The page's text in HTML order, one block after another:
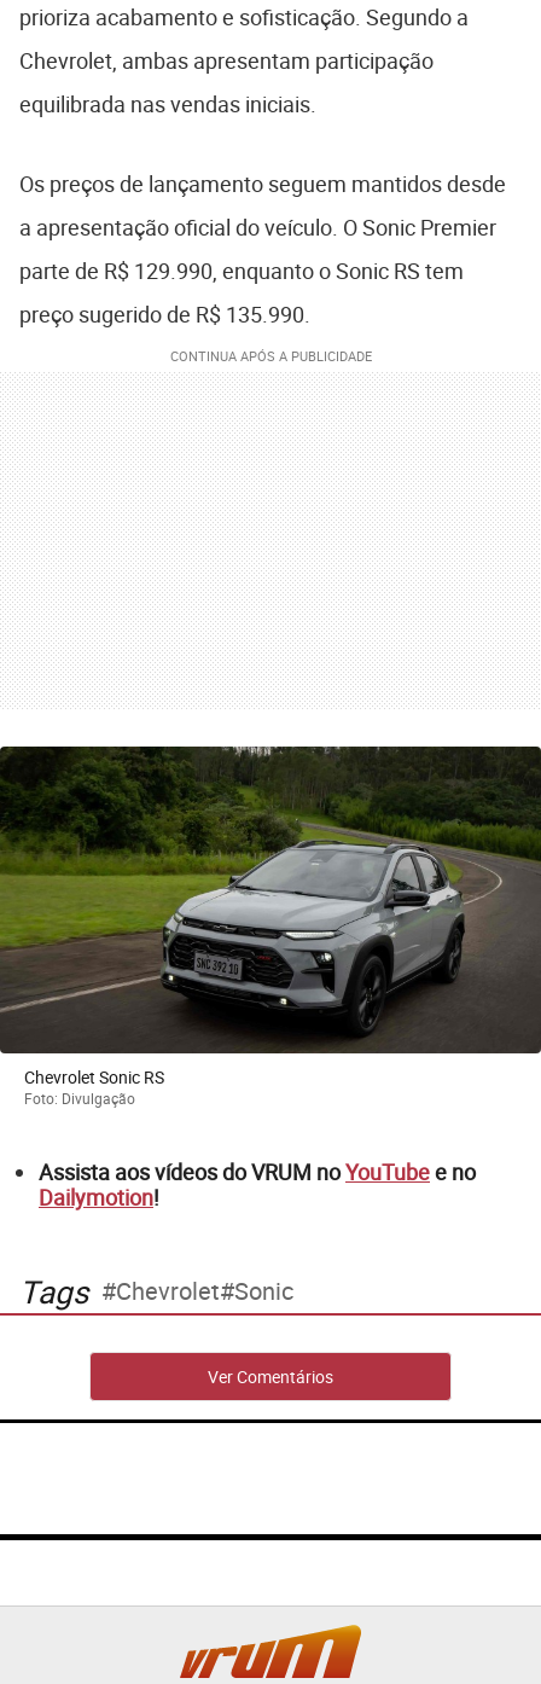
prioriza acabamento e sofisticação. Segundo a
Chevrolet, ambas apresentam participação
equilibrada nas vendas iniciais.
Os preços de lançamento seguem mantidos desde
a apresentação oficial do veículo. O Sonic Premier
parte de R$ 129.990, enquanto o Sonic RS tem
preço sugerido de R$ 135.990.
Chevrolet Sonic RS
Foto: Divulgação
Assista aos vídeos do VRUM noYouTubee no
Dailymotion!
Tags Chevrolet Sonic
Ver Comentários